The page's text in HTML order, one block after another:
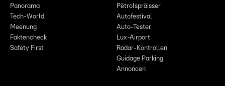
Panorama
Tech-World
Meenung
Faktencheck
Safety First
Pëtrolspräisser
Autofestival
Auto-Tester
Lux-Airport
Radar-Kontrollen
Guidage Parking
Annoncen